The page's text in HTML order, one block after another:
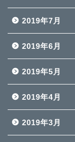
2019年7月
2019年6月
2019年5月
2019年4月
2019年3月